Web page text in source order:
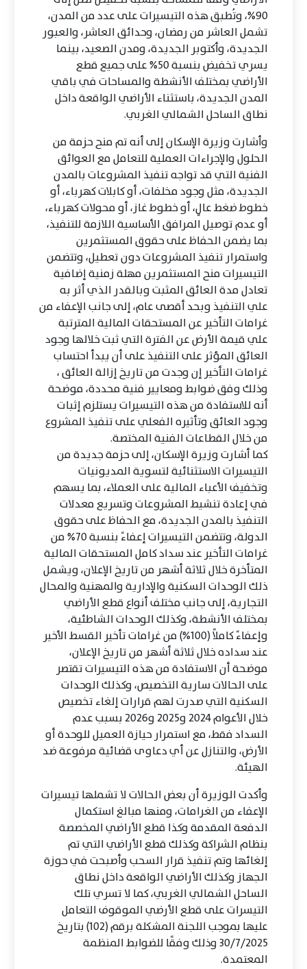
90%، وتُطبق هذه التيسيرات على عدد من المدن،
تشمل العاشر من رمضان، وحدائق العاشر، والعبور
الجديدة، وأكتوبر الجديدة، ومدن الصعيد، بينما
يسري تخفيض بنسبة 50% على جميع قطع
الأراضي بمختلف الأنشطة والمساحات في باقي
المدن الجديدة، باستثناء الأراضي الواقعة داخل
نطاق الساحل الشمالي الغربي.
وأشارت وزيرة الإسكان إلى أنه تم منح حزمة من
الحلول والإجراءات العملية للتعامل مع العوائق
الفنية التي قد تواجه تنفيذ المشروعات بالمدن
الجديدة، مثل وجود مخلفات، أو كابلات كهرباء، أو
خطوط ضغط عالٍ، أو خطوط غاز، أو محولات كهرباء،
أو عدم توصيل المرافق الأساسية اللازمة للتنفيذ،
بما يضمن الحفاظ على حقوق المستثمرين
واستمرار تنفيذ المشروعات دون تعطيل، وتتضمن
التيسيرات منح المستثمرين مهلة زمنية إضافية
تعادل مدة العائق المثبت وبالقدر الذي أثر به
علي التنفيذ وبحد أقصى عام، إلى جانب الإعفاء من
غرامات التأخير عن المستحقات المالية المترتبة
علي قيمة الأرض عن الفترة التي ثبت خلالها وجود
العائق المؤثر على التنفيذ على أن يبدأ احتساب
غرامات التأخير إن وجدت من تاريخ إزالة العائق ،
وذلك وفق ضوابط ومعايير فنية محددة، موضحة
أنه للاستفادة من هذه التيسيرات يستلزم إثبات
وجود العائق وتأثيره الفعلي على تنفيذ المشروع
من خلال القطاعات الفنية المختصة.
كما أشارت وزيرة الإسكان، إلى حزمة جديدة من
التيسيرات الاستثنائية لتسوية المديونيات
وتخفيف الأعباء المالية على العملاء، بما يسهم
في إعادة تنشيط المشروعات وتسريع معدلات
التنفيذ بالمدن الجديدة، مع الحفاظ على حقوق
الدولة، وتتضمن التيسيرات إعفاءً بنسبة 70% من
غرامات التأخير عند سداد كامل المستحقات المالية
المتأخرة خلال ثلاثة أشهر من تاريخ الإعلان، ويشمل
ذلك الوحدات السكنية والإدارية والمهنية والمحال
التجارية، إلى جانب مختلف أنواع قطع الأراضي
بمختلف الأنشطة، وكذلك الوحدات الشاطئية،
وإعفاءً كاملاً (100%) من غرامات تأخير القسط الأخير
عند سداده خلال ثلاثة أشهر من تاريخ الإعلان،
موضحة أن الاستفادة من هذه التيسيرات تقتصر
على الحالات سارية التخصيص، وكذلك الوحدات
السكنية التي صدرت لهم قرارات إلغاء تخصيص
خلال الأعوام 2024 و2025 و2026 بسبب عدم
السداد فقط، مع استمرار حيازة العميل للوحدة أو
الأرض، والتنازل عن أي دعاوى قضائية مرفوعة ضد
الهيئة.
وأكدت الوزيرة أن بعض الحالات لا تشملها تيسيرات
الإعفاء من الغرامات، ومنها مبالغ استكمال
الدفعة المقدمة وكذا قطع الأراضي المخصصة
بنظام الشراكة وكذلك قطع الأراضي التي تم
إلغائها وتم تنفيذ قرار السحب وأصبحت في حوزة
الجهاز وكذلك الأراضي الواقعة داخل نطاق
الساحل الشمالي الغربي، كما لا تسري تلك
التيسرات على قطع الأرضي الموقوف التعامل
عليها بموجب اللجنة المشكلة برقم (102) بتاريخ
30/7/2025 وذلك وفقًا للضوابط المنظمة
المعتمدة.